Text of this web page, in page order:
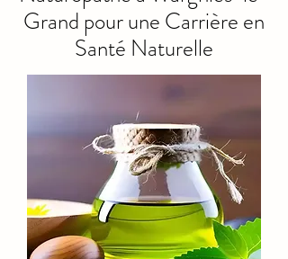
Grand pour une Carrière en
Santé Naturelle